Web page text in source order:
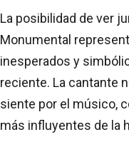
La posibilidad de ver
Monumental
inesperados y
reciente. La cantante
siente por el músico,
más influyentes de la